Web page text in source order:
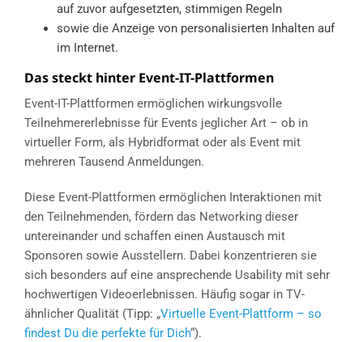
auf zuvor aufgesetzten, stimmigen Regeln
sowie die Anzeige von personalisierten Inhalten auf
im Internet.
Das steckt hinter Event-IT-Plattformen
Event-IT-Plattformen ermöglichen wirkungsvolle
Teilnehmererlebnisse für Events jeglicher Art – ob in
virtueller Form, als Hybridformat oder als Event mit
mehreren Tausend Anmeldungen.
Diese Event-Plattformen ermöglichen Interaktionen mit
den Teilnehmenden, fördern das Networking dieser
untereinander und schaffen einen Austausch mit
Sponsoren sowie Ausstellern. Dabei konzentrieren sie
sich besonders auf eine ansprechende Usability mit sehr
hochwertigen Videoerlebnissen. Häufig sogar in TV-
ähnlicher Qualität (Tipp: „Virtuelle Event-Plattform – so
findest Du die perfekte für Dich“).